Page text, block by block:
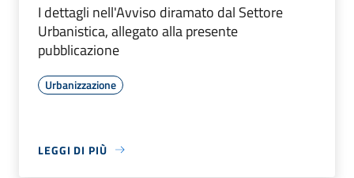
I dettagli nell'Avviso diramato dal Settore
Urbanistica, allegato alla presente
pubblicazione
Urbanizzazione
LEGGI DI PIÙ